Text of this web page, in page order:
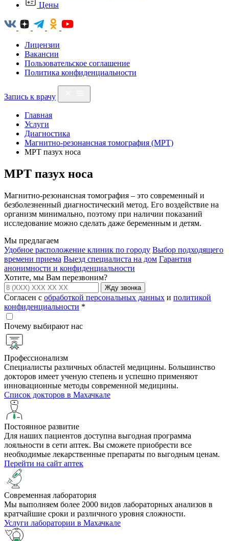
Цены
Лицензии
Вакансии
Пользовательское соглашение
Политика конфиденциальности
Запись к врачу
Главная
Услуги
Диагностика
Магнитно-резонансная томография (МРТ)
МРТ пазух носа
МРТ пазух носа
Магнитно-резонансная томография – это современный и
безболезненный диагностический метод. Его воздействие на
организм минимально, поэтому при наличии показаний
исследование можно сделать даже беременным и детям.
Мы предлагаем
Удобное расположение клиник по городу Выбор подходящего
времени приема Выезд специалиста на дом Гарантия
анонимности и конфиденциальности
Хотите, мы Вам перезвоним?
Жду звонка
Согласен с обработкой персональных данных и политикой
конфиденциальности *
Почему выбирают нас
Профессионализм
Специалисты различных областей медицины. Большинство
докторов имеет ученую степень и успешно применяют
инновационные методы современной медицины.
Список докторов в Махачкале
Постоянное развитие
Для наших пациентов доступна выгодная программа
лояльности в сети аптек. Вы сможете приобрести все
необходимые лекарственные препараты по выгодным ценам.
Перейти на сайт аптек
Cовременная лаборатория
Мы выполняем более 2000 видов лабораторных анализов в
кратчайшие сроки и различного уровня сложности.
Услуги лаборатории в Махачкале